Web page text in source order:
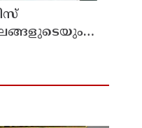
നടത്തി കെ.